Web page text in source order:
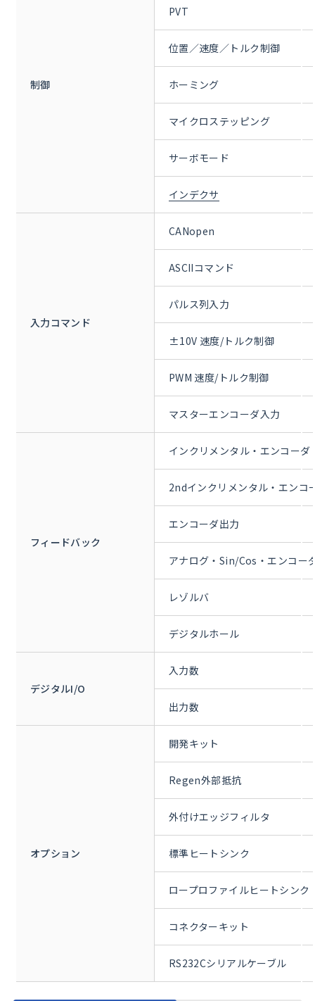
制御
PVT
位置／速度／トルク制御
ホーミング
マイクロステッピング
サーボモード
インデクサ
入力コマンド
CANopen
ASCIIコマンド
パルス列入力
±10V 速度/トルク制御
PWM 速度/トルク制御
マスターエンコーダ入力
フィードバック
インクリメンタル・エンコーダ
2ndインクリメンタル・エンコ
エンコーダ出力
アナログ・Sin/Cos・エンコー
レゾルバ
デジタルホール
デジタルI/O
入力数
出力数
オプション
開発キット
Regen外部抵抗
外付けエッジフィルタ
標準ヒートシンク
ロープロファイルヒートシンク
コネクターキット
RS232Cシリアルケーブル